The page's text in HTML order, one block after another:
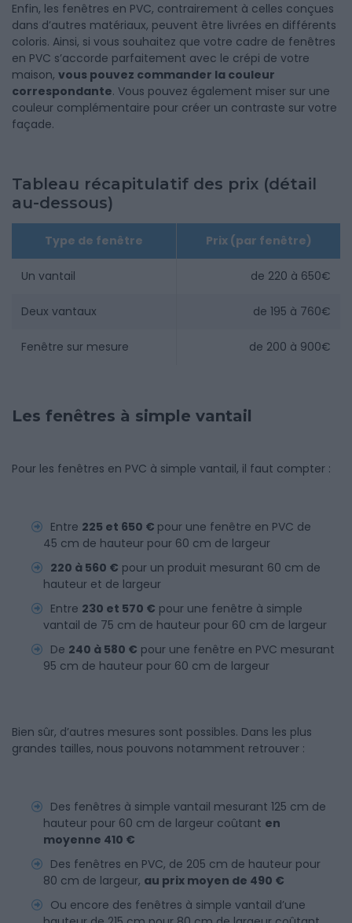
Enfin, les fenêtres en PVC, contrairement à celles conçues
dans d’autres matériaux, peuvent être livrées en différents
coloris. Ainsi, si vous souhaitez que votre cadre de fenêtres
en PVC s’accorde parfaitement avec le crépi de votre
maison, vous pouvez commander la couleur
correspondante. Vous pouvez également miser sur une
couleur complémentaire pour créer un contraste sur votre
façade.
Tableau récapitulatif des prix (détail
au-dessous)
Type de fenêtre Prix (par fenêtre)
Un vantail de 220 à 650€
Deux vantaux de 195 à 760€
Fenêtre sur mesure de 200 à 900€
Les fenêtres à simple vantail
Pour les fenêtres en PVC à simple vantail, il faut compter :
Entre 225 et 650 € pour une fenêtre en PVC de
45 cm de hauteur pour 60 cm de largeur
220 à 560 € pour un produit mesurant 60 cm de
hauteur et de largeur
Entre 230 et 570 € pour une fenêtre à simple
vantail de 75 cm de hauteur pour 60 cm de largeur
De 240 à 580 € pour une fenêtre en PVC mesurant
95 cm de hauteur pour 60 cm de largeur
Bien sûr, d’autres mesures sont possibles. Dans les plus
grandes tailles, nous pouvons notamment retrouver :
Des fenêtres à simple vantail mesurant 125 cm de
hauteur pour 60 cm de largeur coûtant en
moyenne 410 €
Des fenêtres en PVC, de 205 cm de hauteur pour
80 cm de largeur, au prix moyen de 490 €
Ou encore des fenêtres à simple vantail d’une